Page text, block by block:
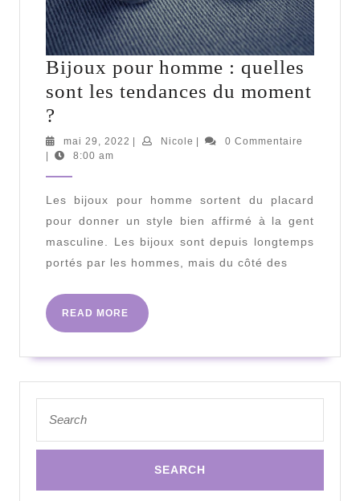
Bijoux pour homme : quelles
sont les tendances du moment
?
pour
homme
quelles
sont
les
du
moment
?
mai 29, 2022 mai
Nicole Nicole0 Commentaire
8:00 am
Les bijoux pour homme sortent du placard
pour donner un style bien affirmé à la gent
masculine. Les bijoux sont depuis longtemps
portés par les hommes, mais du côté des
READ MORE
READ
MORE
for: